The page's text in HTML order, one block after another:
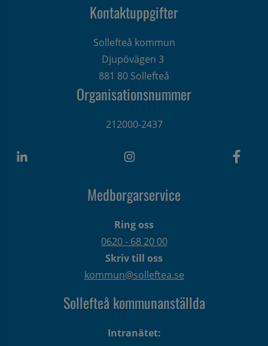
Kontaktuppgifter
Sollefteå kommun
Djupövägen 3
881 80 Sollefteå
Organisationsnummer
212000-2437
Medborgarservice
Ring oss
0620 - 68 20 00
Skriv till oss
kommun@solleftea.se
Sollefteå kommunanställda
Intranätet: